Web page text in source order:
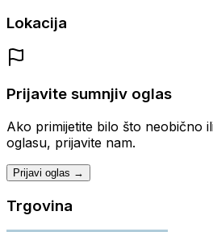
Lokacija
Prijavite sumnjiv oglas
Ako primijetite bilo što neobično
oglasu, prijavite nam.
Prijavi oglas →
Trgovina